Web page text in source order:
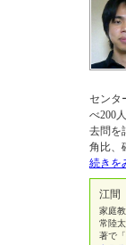
センタ
べ200
去問を
角比、
続きを
江間
家庭
常陸
著で